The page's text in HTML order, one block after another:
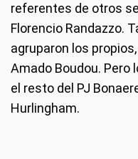
referentes de otros
Florencio Randazzo.
agruparon los
Amado Boudou. Pero
el resto del PJ
Hurlingham.